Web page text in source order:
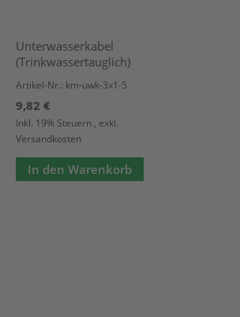
Unterwasserkabel
(Trinkwassertauglich)
Artikel-Nr.: km-uwk-3x1-5
9,82 €
Inkl. 19% Steuern , exkl.
Versandkosten
In den Warenkorb